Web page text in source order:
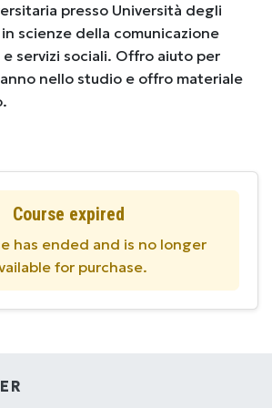
presso Università degli
scienze della comunicazione
servizi sociali. Offro aiuto per
nello studio e offro materiale
Course expired
has ended and is no longer
for purchase.